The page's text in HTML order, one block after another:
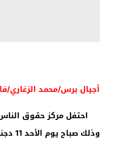
أجيال برس/محمد الزغاري/
احتفل مركز حقوق
وذلك صباح يوم الأحد 11